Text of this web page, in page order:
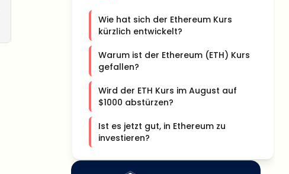
Wie hat sich der Ethereum Kurs
kürzlich entwickelt?
Warum ist der Ethereum (ETH) Kurs
gefallen?
Wird der ETH Kurs im August auf
$1000 abstürzen?
Ist es jetzt gut, in Ethereum zu
investieren?